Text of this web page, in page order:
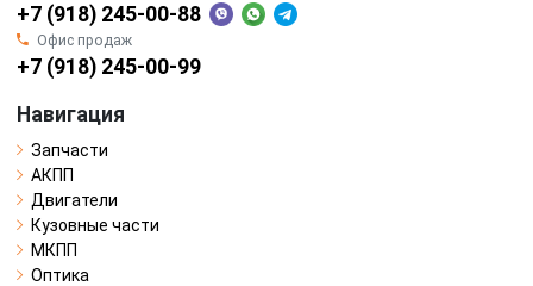
+7 (918) 245-00-88
Офис продаж
+7 (918) 245-00-99
Навигация
Запчасти
АКПП
Двигатели
Кузовные части
МКПП
Оптика